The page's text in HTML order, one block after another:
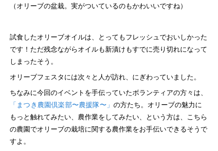
（オリーブの盆栽。実がついているのもかわいいですね）
試食したオリーブオイルは、とってもフレッシュでおいしかった
です！ただ残念ながらオイルも新漬けもすでに売り切れになって
しまったそう。
オリーブフェスタには次々と人が訪れ、にぎわっていました。
ちなみに今回のイベントを手伝っていたボランティアの方々は、
「まつき農園倶楽部〜農援隊〜」 の方たち。オリーブの魅力に
もっと触れてみたい、農作業をしてみたい、という方は、こちら
の農園でオリーブの栽培に関する農作業をお手伝いできるそうで
すよ。